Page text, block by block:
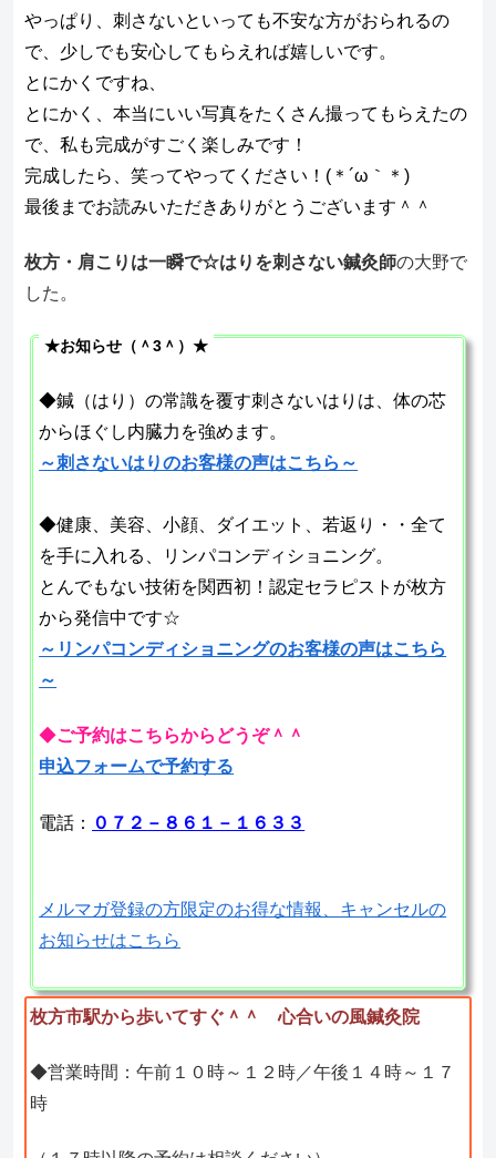
やっぱり、刺さないといっても不安な方がおられるの
で、少しでも安心してもらえれば嬉しいです。
とにかくですね、
とにかく、本当にいい写真をたくさん撮ってもらえたの
で、私も完成がすごく楽しみです！
完成したら、笑ってやってください！(＊´ω｀＊)
最後までお読みいただきありがとうございます＾＾
枚方・肩こりは一瞬で☆はりを刺さない鍼灸師の大野で
した。
★お知らせ（＾3＾）★
◆鍼（はり）の常識を覆す刺さないはりは、体の芯
からほぐし内臓力を強めます。
～刺さないはりのお客様の声はこちら～
◆健康、美容、小顔、ダイエット、若返り・・全て
を手に入れる、リンパコンディショニング。
とんでもない技術を関西初！認定セラピストが枚方
から発信中です☆
～リンパコンディショニングのお客様の声はこちら
～
◆ご予約はこちらからどうぞ＾＾
申込フォームで予約する
電話： ０７２－８６１－１６３３
メルマガ登録の方限定のお得な情報、キャンセルの
お知らせはこちら
枚方市駅から歩いてすぐ＾＾ 心合いの風鍼灸院
◆営業時間：午前１０時～１２時／午後１４時～１７
時